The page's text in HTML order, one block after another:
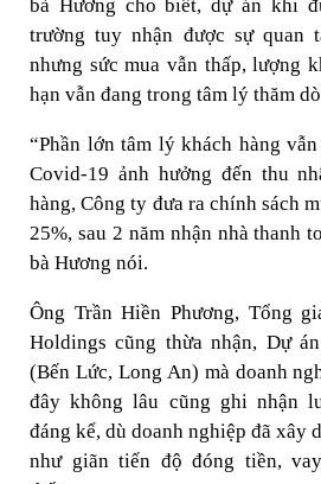
bà Hương cho biết, dự án khi
trường tuy nhận được sự quan
nhưng sức mua vẫn thấp, lượng
hạn vẫn đang trong tâm lý thăm
“Phần lớn tâm lý khách hàng
Covid-19 ảnh hưởng đến thu
hàng, Công ty đưa ra chính sách
25%, sau 2 năm nhận nhà thanh
bà Hương nói.
Ông Trần Hiền Phương, Tổng
Holdings cũng thừa nhận, Dự
(Bến Lức, Long An) mà doanh
đây không lâu cũng ghi nhận
đáng kể, dù doanh nghiệp đã xây
như giãn tiến độ đóng tiền,